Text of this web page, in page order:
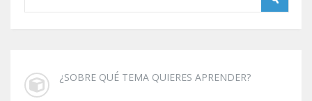
¿SOBRE QUÉ TEMA QUIERES APRENDER?